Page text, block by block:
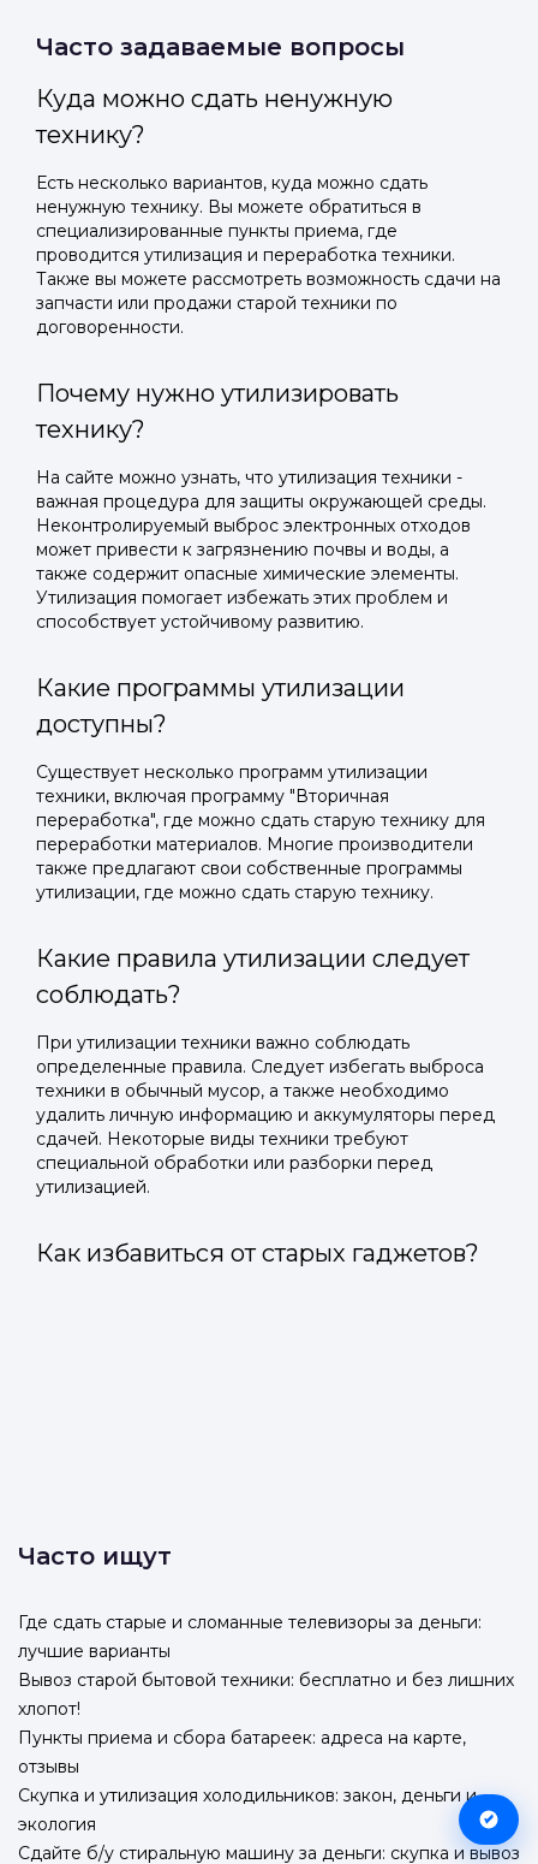
Часто задаваемые вопросы
Куда можно сдать ненужную
технику?
Есть несколько вариантов, куда можно сдать
ненужную технику. Вы можете обратиться в
специализированные пункты приема, где
проводится утилизация и переработка техники.
Также вы можете рассмотреть возможность сдачи на
запчасти или продажи старой техники по
договоренности.
Почему нужно утилизировать
технику?
На сайте можно узнать, что утилизация техники -
важная процедура для защиты окружающей среды.
Неконтролируемый выброс электронных отходов
может привести к загрязнению почвы и воды, а
также содержит опасные химические элементы.
Утилизация помогает избежать этих проблем и
способствует устойчивому развитию.
Какие программы утилизации
доступны?
Существует несколько программ утилизации
техники, включая программу "Вторичная
переработка", где можно сдать старую технику для
переработки материалов. Многие производители
также предлагают свои собственные программы
утилизации, где можно сдать старую технику.
Какие правила утилизации следует
соблюдать?
При утилизации техники важно соблюдать
определенные правила. Следует избегать выброса
техники в обычный мусор, а также необходимо
удалить личную информацию и аккумуляторы перед
сдачей. Некоторые виды техники требуют
специальной обработки или разборки перед
утилизацией.
Как избавиться от старых гаджетов?
Часто ищут
Где сдать старые и сломанные телевизоры за деньги:
лучшие варианты
Вывоз старой бытовой техники: бесплатно и без лишних
хлопот!
Пункты приема и сбора батареек: адреса на карте,
отзывы
Скупка и утилизация холодильников: закон, деньги и
экология
Сдайте б/у стиральную машину за деньги: скупка и вывоз